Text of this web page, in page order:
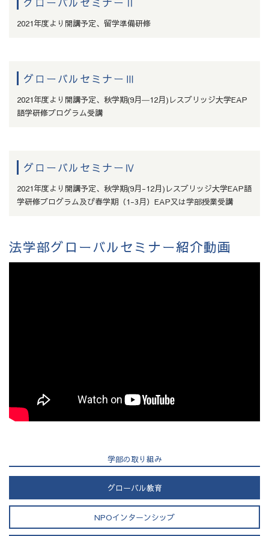
2021年度より開講予定、留学準備研修
グローバルセミナーⅢ
2021年度より開講予定、秋学期(9月―12月)レスブリッジ大学EAP
語学研修プログラム受講
グローバルセミナーⅣ
2021年度より開講予定、秋学期(9月-12月)レスブリッジ大学EAP語
学研修プログラム及び春学期（1-3月）EAP又は学部授業受講
法学部グローバルセミナー紹介動画
学部の取り組み
グローバル教育
NPOインターンシップ